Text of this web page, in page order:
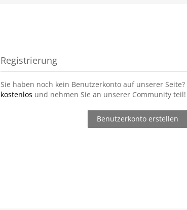
Registrierung
Sie haben noch kein Benutzerkonto auf unserer Seite?
kostenlos und nehmen Sie an unserer Community teil!
Benutzerkonto erstellen